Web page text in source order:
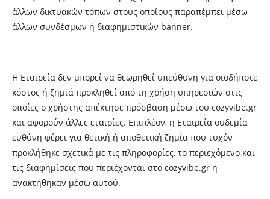
άλλων δικτυακών τόπων στους οποίους παραπέμπει μέσω
άλλων συνδέσμων ή διαφημιστικών banner.
Η Εταιρεία δεν μπορεί να θεωρηθεί υπεύθυνη για οιοδήποτε
κόστος ή ζημιά προκληθεί από τη χρήση υπηρεσιών στις
οποίες ο χρήστης απέκτησε πρόσβαση μέσω του cozyvibe.gr
και αφορούν άλλες εταιρίες. Επιπλέον, η Εταιρεία ουδεμία
ευθύνη φέρει για θετική ή αποθετική ζημία που τυχόν
προκλήθηκε σχετικά με τις πληροφορίες, το περιεχόμενο και
τις διαφημίσεις που περιέχονται στο cozyvibe.gr ή
ανακτήθηκαν μέσω αυτού.